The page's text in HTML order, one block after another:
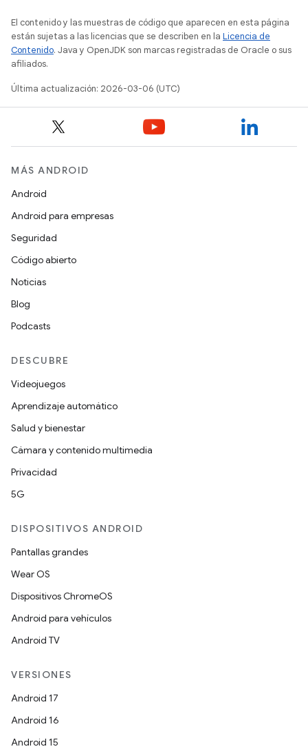
El contenido y las muestras de código que aparecen en esta página
están sujetas a las licencias que se describen en la Licencia de
Contenido. Java y OpenJDK son marcas registradas de Oracle o sus
afiliados.
Última actualización: 2026-03-06 (UTC)
MÁS ANDROID
Android
Android para empresas
Seguridad
Código abierto
Noticias
Blog
Podcasts
DESCUBRE
Videojuegos
Aprendizaje automático
Salud y bienestar
Cámara y contenido multimedia
Privacidad
5G
DISPOSITIVOS ANDROID
Pantallas grandes
Wear OS
Dispositivos ChromeOS
Android para vehículos
Android TV
VERSIONES
Android 17
Android 16
Android 15